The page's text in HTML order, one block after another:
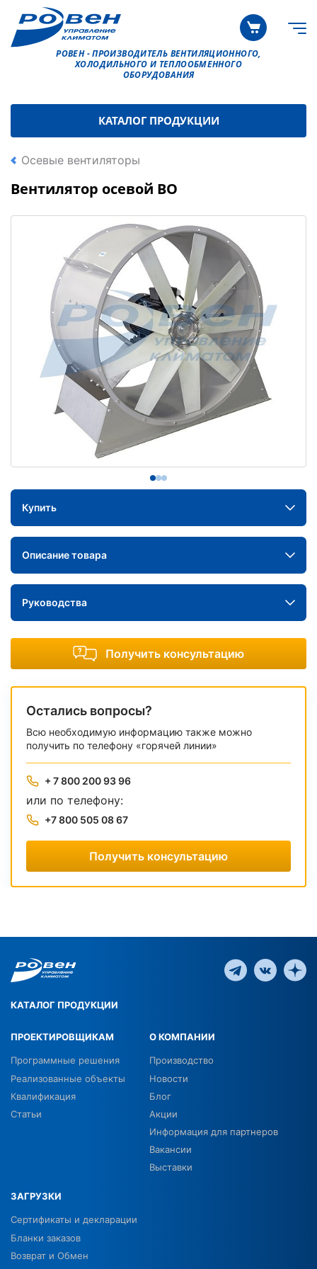
РОВЕН - ПРОИЗВОДИТЕЛЬ ВЕНТИЛЯЦИОННОГО,
ХОЛОДИЛЬНОГО И ТЕПЛООБМЕННОГО
ОБОРУДОВАНИЯ
КАТАЛОГ ПРОДУКЦИИ
Осевые вентиляторы
Вентилятор осевой ВО
Купить
Описание товара
Руководства
Получить консультацию
Остались вопросы?
Всю необходимую информацию также можно
получить по телефону «горячей линии»
+ 7 800 200 93 96
или по телефону:
+7 800 505 08 67
Получить консультацию
КАТАЛОГ ПРОДУКЦИИ
ПРОЕКТИРОВЩИКАМ
Программные решения
Реализованные объекты
Квалификация
Статьи
О КОМПАНИИ
Производство
Новости
Блог
Акции
Информация для партнеров
Вакансии
Выставки
ЗАГРУЗКИ
Сертификаты и декларации
Бланки заказов
Возврат и Обмен